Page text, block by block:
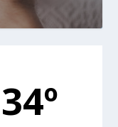
34º